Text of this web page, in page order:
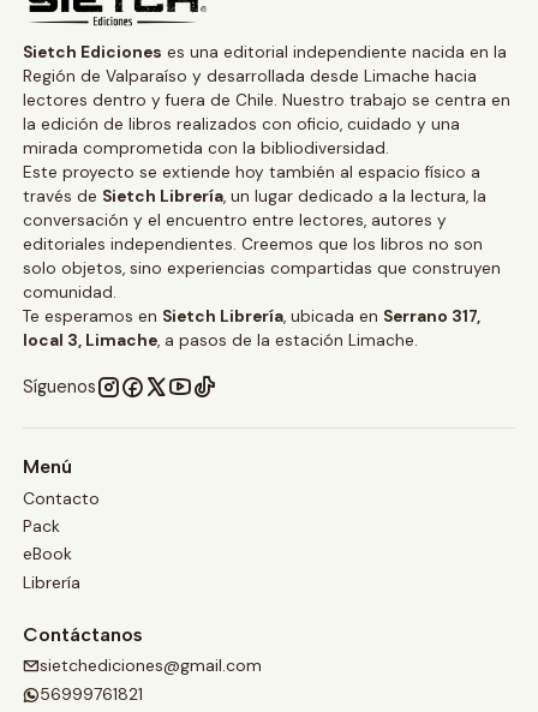
Sietch Ediciones es una editorial independiente nacida en la
Región de Valparaíso y desarrollada desde Limache hacia
lectores dentro y fuera de Chile. Nuestro trabajo se centra en
la edición de libros realizados con oficio, cuidado y una
mirada comprometida con la bibliodiversidad.
Este proyecto se extiende hoy también al espacio físico a
través de Sietch Librería, un lugar dedicado a la lectura, la
conversación y el encuentro entre lectores, autores y
editoriales independientes. Creemos que los libros no son
solo objetos, sino experiencias compartidas que construyen
comunidad.
Te esperamos en Sietch Librería, ubicada en Serrano 317,
local 3, Limache, a pasos de la estación Limache.
Síguenos
Menú
Contacto
Pack
eBook
Librería
Contáctanos
sietchediciones@gmail.com
56999761821